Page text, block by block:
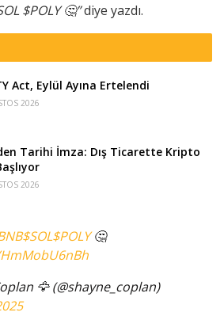
$POLY 🤔”diye yazdı.
Act, Eylül Ayına Ertelendi
2026
Tarihi İmza: Dış Ticarette Kripto
2026
$SOL$POLY🤔
🦅 (@shayne_coplan)